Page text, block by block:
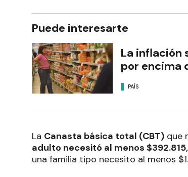
Puede interesarte
La inflación
por encima
PAÍS
La Canasta básica total (CBT) que
adulto necesitó al menos
una familia tipo necesito al menos